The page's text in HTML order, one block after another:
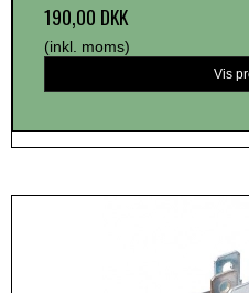
190,00 DKK
(inkl. moms)
Vis